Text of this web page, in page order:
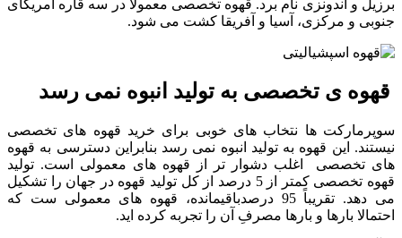
برزیل و اندونزی نام برد. قهوه تخصصی معمولا در سه قاره آمریکای
جنوبی و مرکزی، آسیا و آفریقا کشت می شود.
قهوه ی تخصصی به تولید انبوه نمی رسد
سوپرمارکت ها نتخاب های خوبی برای خرید قهوه های تخصصی
نیستند. این قهوه به تولید انبوه نمی رسد بنابراین دسترسی به قهوه
های تخصصی اغلب دشوار تر از قهوه های معمولی است. تولید
قهوه تخصصی کمتر از 5 درصد از کل تولید قهوه در جهان را تشکیل
می دهد. تقریباً 95 درصدباقیمانده، قهوه های معمولی ست که
احتمالا بارها و بارها مصرفِ آن را تجربه کرده اید.